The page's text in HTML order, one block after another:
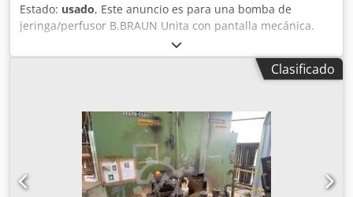
Estado: usado, Este anuncio es para una bomba de
jeringa/perfusor B.BRAUN Unita con pantalla mecánica.
AVISO DEL VENDEDOR: Si dispone de una oferta rival para
este artículo, siempre intentaremos superarla. Los
artículos se venden "tal como están". El Perfusor es una
líquidos a los pacientes. Estos dispositivos se utilizan
habitualmente en cuidados críticos, anestesia,
emergencias, quirófanos, unidades neonatales,
pediátricas y de cuidados intensivos para adultos, para
administrar infusiones de bajo volumen (como sedantes,
Clasificado